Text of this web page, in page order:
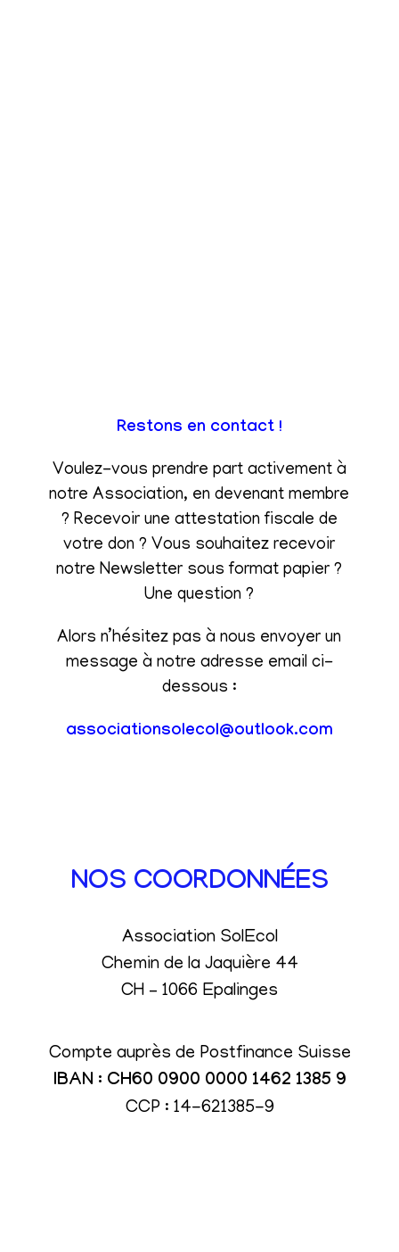
Restons en contact !
Voulez-vous prendre part activement à
notre Association, en devenant membre
? Recevoir une attestation fiscale de
votre don ? Vous souhaitez recevoir
notre Newsletter sous format papier ?
Une question ?
Alors n’hésitez pas à nous envoyer un
message à notre adresse email ci-
dessous :
associationsolecol@outlook.com
NOS COORDONNÉES
Association SolEcol
Chemin de la Jaquière 44
CH – 1066 Epalinges
Compte auprès de Postfinance Suisse
IBAN : CH60 0900 0000 1462 1385 9
CCP : 14-621385-9